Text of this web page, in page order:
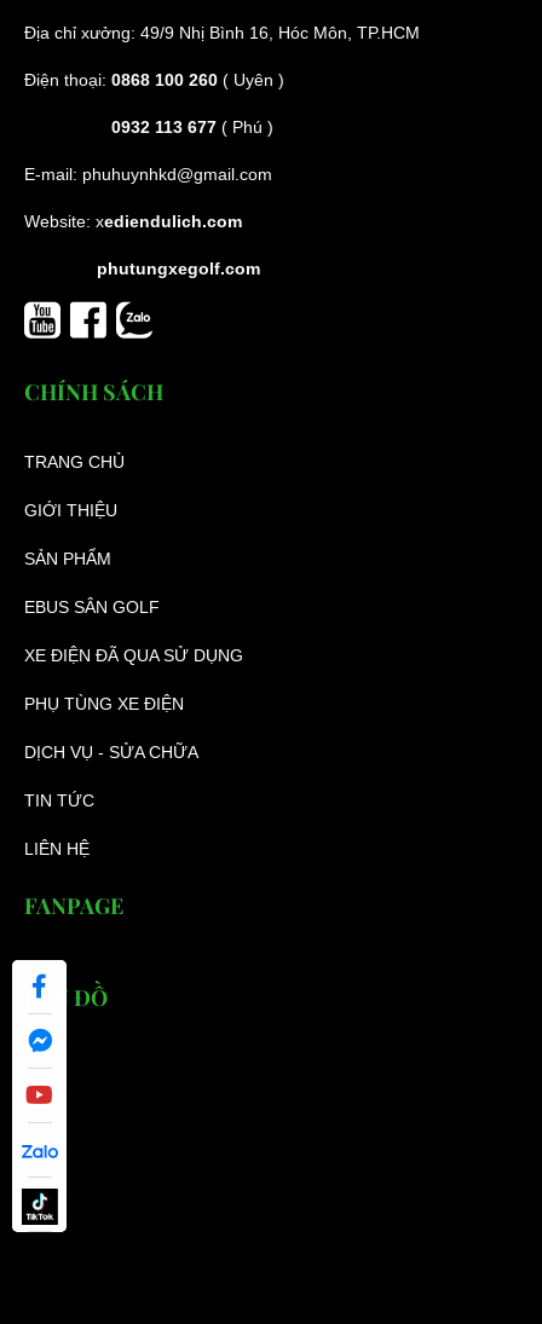
Địa chỉ xưởng: 49/9 Nhị Bình 16, Hóc Môn, TP.HCM
Điện thoại: 0868 100 260 ( Uyên )
0932 113 677 ( Phú )
E-mail: phuhuynhkd@gmail.com
Website: xediendulich.com
phutungxegolf.com
CHÍNH SÁCH
TRANG CHỦ
GIỚI THIỆU
SẢN PHẨM
EBUS SÂN GOLF
XE ĐIỆN ĐÃ QUA SỬ DỤNG
PHỤ TÙNG XE ĐIỆN
DỊCH VỤ - SỬA CHỮA
TIN TỨC
LIÊN HỆ
FANPAGE
BẢN ĐỒ